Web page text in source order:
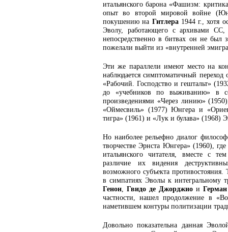
итальянского барона «Фашизм:
опыт во второй мировой войне
покушению на Гитлера1944 г., хотя
Эволу, работающего с архивами СС,
непосредственно в битвах он не был
пожелали выйти из «внутренней
Эти же параллели имеют место на
наблюдается симптоматичный переход
«Рабочий. Господство и гештальт»
до «учебников по выживанию» в
произведениями «Через линию»
«Оймесвиль» (1977) Юнгера и
тигра» (1961) и «Лук и булава» (1968)
Но наиболее рельефно диалог
творчестве Эрнста Юнгера» (1960),
итальянского читателя, вместе с
различие их видения
возможного субъекта
в симпатиях Эволы к интегральному
Генон, Гвидо де Джорджио и
частности, нашел продолжение в
наметившем контуры политизации
Довольно показательна данная